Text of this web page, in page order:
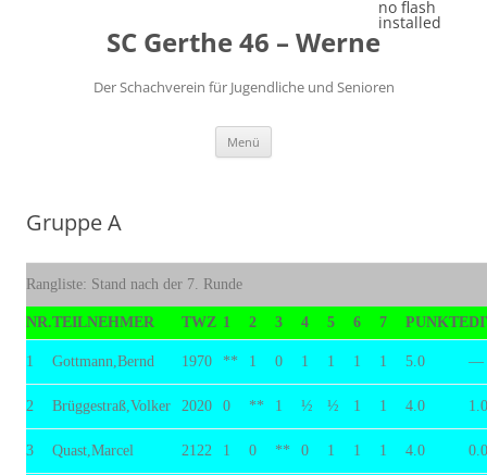
SC Gerthe 46 – Werne
Der Schachverein für Jugendliche und Senioren
Menü
Gruppe A
Rangliste: Stand nach der 7. Runde
NR.TEILNEHMER TWZ 1 2 3 4 5 6 7 PUNKTE
1 Gottmann,Bernd 1970 ** 1 0 1 1 1 1 5.0 —
2 Brüggestraß,Volker 2020 0 ** 1 ½ ½ 1 1 4.0 1.0
3 Quast,Marcel 2122 1 0 ** 0 1 1 1 4.0 0.0
no flash
installed